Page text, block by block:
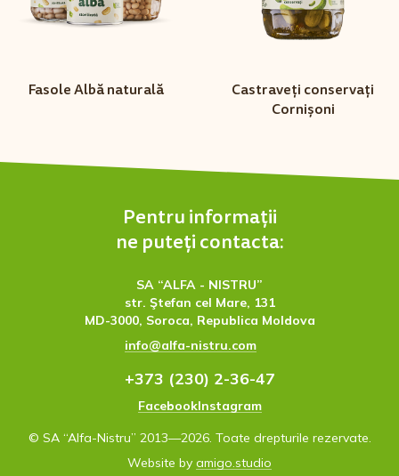
Fasole Albă naturală
Castraveți conservați
Cornișoni
Pentru informaţii
ne puteţi contacta:
SA “ALFA - NISTRU”
str. Ştefan cel Mare, 131
MD-3000, Soroca, Republica Moldova
info@alfa-nistru.com
+373 (230) 2-36-47
FacebookInstagram
© SA “Alfa-Nistru” 2013—2026. Toate drepturile rezervate.
Website by amigo.studio